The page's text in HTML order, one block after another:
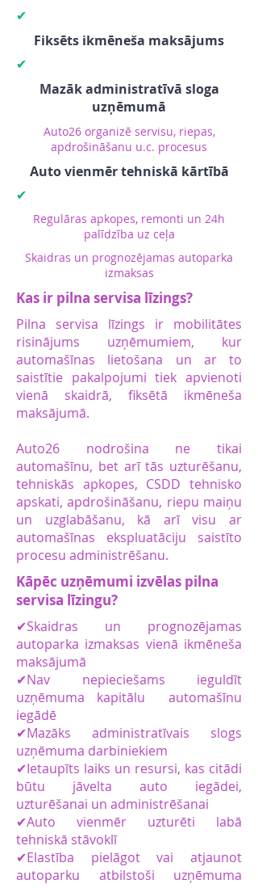
✔
Fiksēts ikmēneša maksājums
✔
Mazāk administratīvā sloga
uzņēmumā
Auto26 organizē servisu, riepas,
apdrošināšanu u.c. procesus
Auto vienmēr tehniskā kārtībā
✔
Regulāras apkopes, remonti un 24h
palīdzība uz ceļa
Skaidras un prognozējamas autoparka
izmaksas
Kas ir pilna servisa līzings?
Pilna servisa līzings ir mobilitātes
risinājums uzņēmumiem, kur
automašīnas lietošana un ar to
saistītie pakalpojumi tiek apvienoti
vienā skaidrā, fiksētā ikmēneša
maksājumā.
Auto26 nodrošina ne tikai
automašīnu, bet arī tās uzturēšanu,
tehniskās apkopes, CSDD tehnisko
apskati, apdrošināšanu, riepu maiņu
un uzglabāšanu, kā arī visu ar
automašīnas ekspluatāciju saistīto
procesu administrēšanu.
Kāpēc uzņēmumi izvēlas pilna
servisa līzingu?
✔Skaidras un prognozējamas
autoparka izmaksas vienā ikmēneša
maksājumā
✔Nav nepieciešams ieguldīt
uzņēmuma kapitālu automašīnu
iegādē
✔Mazāks administratīvais slogs
uzņēmuma darbiniekiem
✔Ietaupīts laiks un resursi, kas citādi
būtu jāvelta auto iegādei,
uzturēšanai un administrēšanai
✔Auto vienmēr uzturēti labā
tehniskā stāvoklī
✔Elastība pielāgot vai atjaunot
autoparku atbilstoši uzņēmuma